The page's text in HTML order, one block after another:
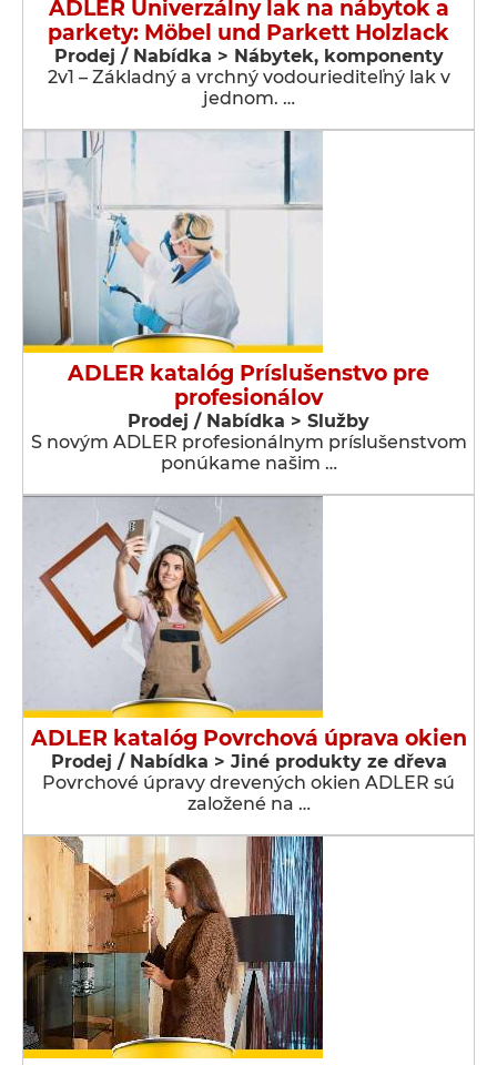
ADLER Univerzálny lak na nábytok a
parkety: Möbel und Parkett Holzlack
Prodej / Nabídka > Nábytek, komponenty
2v1 – Základný a vrchný vodouriediteľný lak v
jednom. …
ADLER katalóg Príslušenstvo pre
profesionálov
Prodej / Nabídka > Služby
S novým ADLER profesionálnym príslušenstvom
ponúkame našim …
ADLER katalóg Povrchová úprava okien
Prodej / Nabídka > Jiné produkty ze dřeva
Povrchové úpravy drevených okien ADLER sú
založené na …